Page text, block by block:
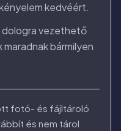
kedvéért.
dologra vezethető
bármilyen
fotó- és fájltároló
és nem tárol